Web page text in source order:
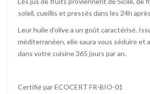
soleil, cueillis et pressés dans les 24h
Leur huile d’olive a un goût caractérisé.
méditerranéen, elle saura vous séduire et
dans votre cuisine 365 jours par an.
Certifié par ECOCERT FR-BIO-01